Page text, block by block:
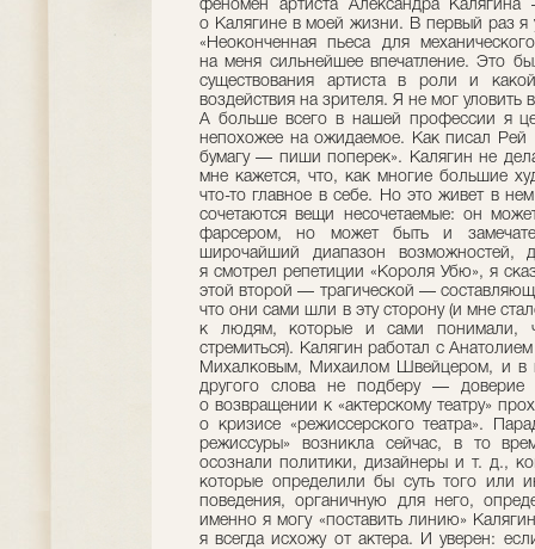
феномен артиста Александра
о Калягине в моей жизни. В первый раз
«Неоконченная пьеса для
на меня сильнейшее впечатление. Это
существования артиста в роли и
воздействия на зрителя. Я не мог
А больше всего в нашей профессии я
непохожее на ожидаемое. Как писал Рей
бумагу — пиши поперек». Калягин не
мне кажется, что, как многие большие
что-то главное в себе. Но это живет в
сочетаются вещи несочетаемые: он
фарсером, но может быть и
широчайший диапазон возможностей,
я смотрел репетиции «Короля Убю», я
этой второй — трагической —
что они сами шли в эту сторону (и мне
к людям, которые и сами понимали,
стремиться). Калягин работал с
Михалковым, Михаилом Швейцером, и в
другого слова не подберу —
о возвращении к «актерскому театру»
о кризисе «режиссерского театра».
режиссуры» возникла сейчас, в то
осознали политики, дизайнеры и т. д.,
которые определили бы суть того или
поведения, органичную для него,
именно я могу «поставить линию»
я всегда исхожу от актера. И уверен: